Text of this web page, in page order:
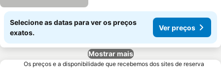
Selecione as datas para ver os preços
exatos.
Ver preços
Mostrar mais
Os preços e a disponibilidade que recebemos dos sites de reserva